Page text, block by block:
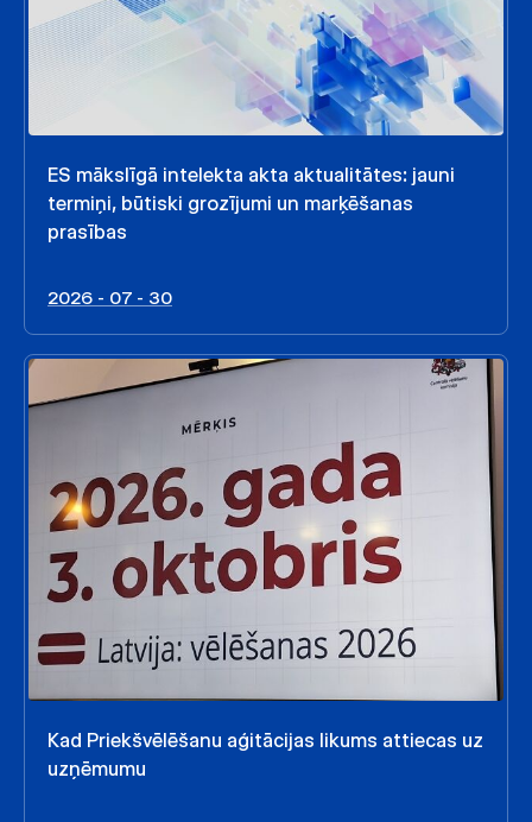
ES mākslīgā intelekta akta aktualitātes: jauni
termiņi, būtiski grozījumi un marķēšanas
prasības
2026 - 07 - 30
Kad Priekšvēlēšanu aģitācijas likums attiecas uz
uzņēmumu